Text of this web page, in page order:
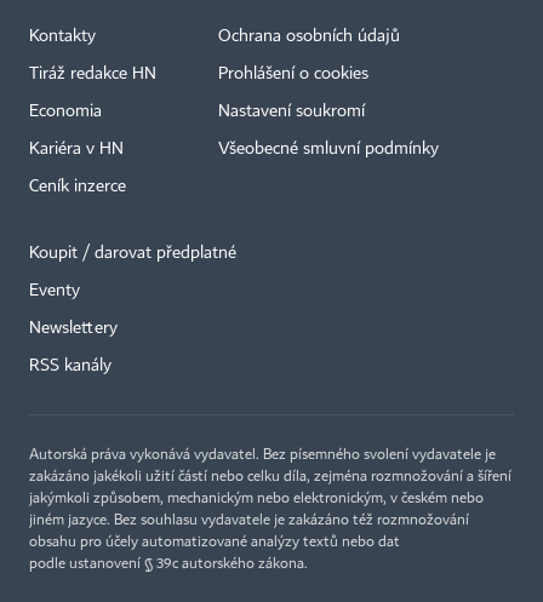
Kontakty
Tiráž redakce HN
Economia
Kariéra v HN
Ceník inzerce
Ochrana osobních údajů
Prohlášení o cookies
Nastavení soukromí
Všeobecné smluvní podmínky
Koupit / darovat předplatné
Eventy
Newslettery
RSS kanály
Autorská práva vykonává vydavatel. Bez písemného svolení vydavatele je
zakázáno jakékoli užití částí nebo celku díla, zejména rozmnožování a šíření
jakýmkoli způsobem, mechanickým nebo elektronickým, v českém nebo
jiném jazyce. Bez souhlasu vydavatele je zakázáno též rozmnožování
obsahu pro účely automatizované analýzy textů nebo dat
podle ustanovení § 39c autorského zákona.